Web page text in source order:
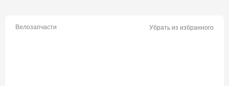
Велозапчасти Убрать из избранного